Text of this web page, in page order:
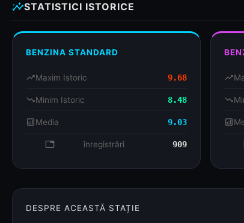
insightsSTATISTICI ISTORICE
BENZINA STANDARD
trending_upMaxim Istoric 9.68
trending_downMinim Istoric 8.48
analyticsMedia 9.03
database înregistrări 909
trending_up
trending_down
analytics
DESPRE ACEASTĂ STAȚIE